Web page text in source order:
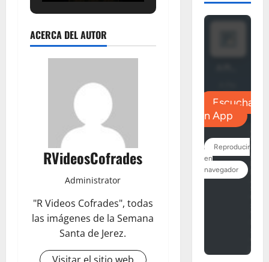
ACERCA DEL AUTOR
RVideosCofrades
Administrator
"R Videos Cofrades", todas
las imágenes de la Semana
Santa de Jerez.